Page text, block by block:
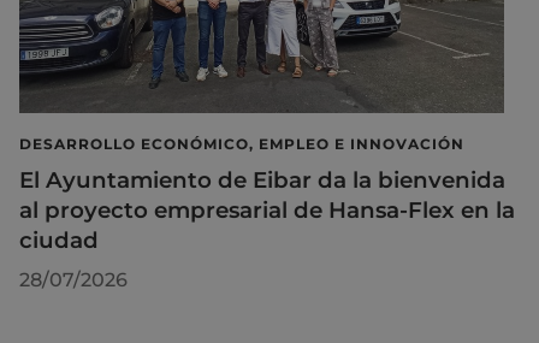
DESARROLLO ECONÓMICO, EMPLEO E INNOVACIÓN
El Ayuntamiento de Eibar da la bienvenida
al proyecto empresarial de Hansa-Flex en la
ciudad
28/07/2026